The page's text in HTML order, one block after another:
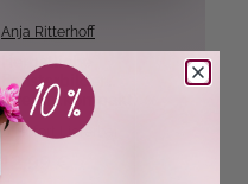
Anja Ritterhoff
Herbstliche
Fensterbilder
(kreativ.kompakt)
Sofort Lieferbar